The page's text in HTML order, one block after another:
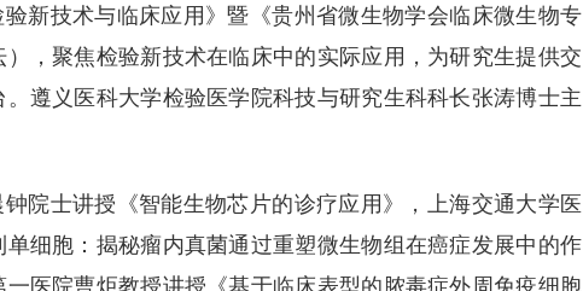
新技术与临床应用》暨《贵州省微生物学会临床微生物专
，聚焦检验新技术在临床中的实际应用，为研究生提供交
遵义医科大学检验医学院科技与研究生科科长张涛博士主
院士讲授《智能生物芯片的诊疗应用》，上海交通大学医
细胞：揭秘瘤内真菌通过重塑微生物组在癌症发展中的作
医院曹炬教授讲授《基于临床表型的脓毒症外周免疫细胞